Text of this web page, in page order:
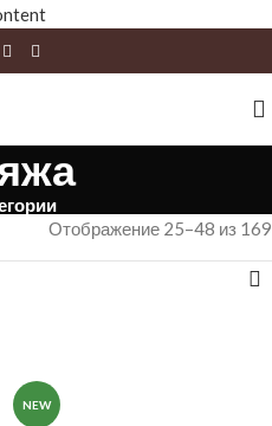
Отображение 25–48 из 169
NEW